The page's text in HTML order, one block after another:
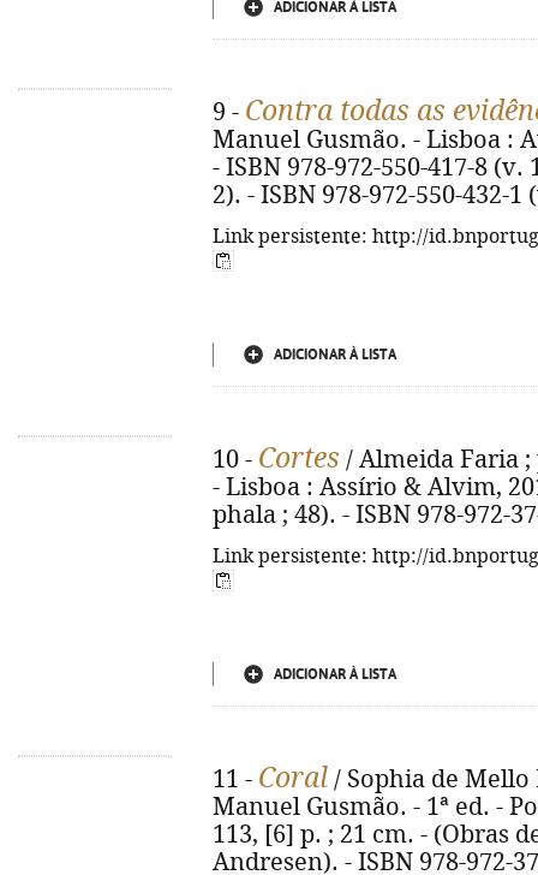
ADICIONAR À LISTA
9 - Contra todas as
Manuel Gusmão. - Lisboa :
- ISBN 978-972-550-417-8 (v.
2). - ISBN 978-972-550-432-1
Link persistente: http://
ADICIONAR À LISTA
10 - Cortes / Almeida Faria ;
- Lisboa : Assírio & Alvim,
phala ; 48). - ISBN 978-972-
Link persistente: http://
ADICIONAR À LISTA
11 - Coral / Sophia de
Manuel Gusmão. - 1ª ed. -
113, [6] p. ; 21 cm. - (Obras
Andresen). - ISBN 978-972-